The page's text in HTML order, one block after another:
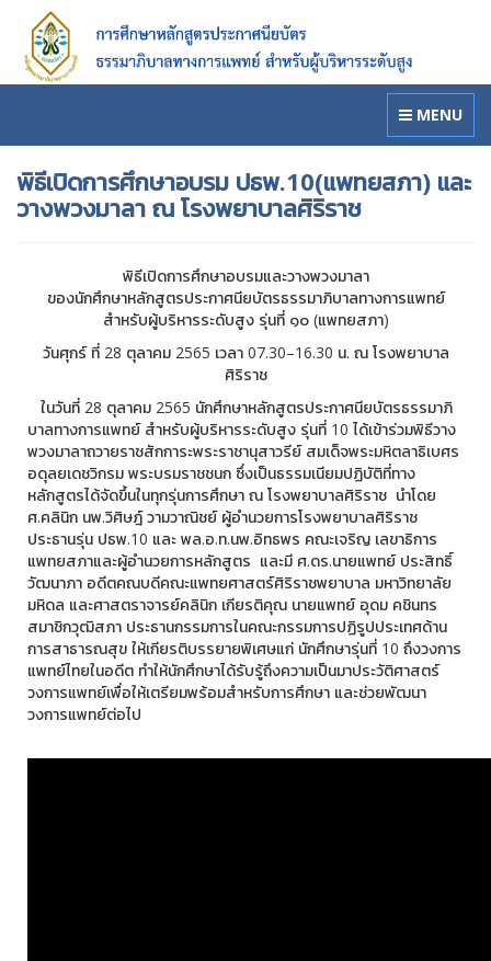
MENU
พิธีเปิดการศึกษาอบรม ปธพ.10(แพทยสภา) และ
วางพวงมาลา ณ โรงพยาบาลศิริราช
พิธีเปิดการศึกษาอบรมและวางพวงมาลา
ของนักศึกษาหลักสูตรประกาศนียบัตรธรรมาภิบาลทางการแพทย์
สำหรับผู้บริหารระดับสูง รุ่นที่ ๑๐ (แพทยสภา)
วันศุกร์ ที่ 28 ตุลาคม 2565 เวลา 07.30–16.30 น. ณ โรงพยาบาล
ศิริราช
ในวันที่ 28 ตุลาคม 2565 นักศึกษาหลักสูตรประกาศนียบัตรธรรมาภิ
บาลทางการแพทย์ สำหรับผู้บริหารระดับสูง รุ่นที่ 10 ได้เข้าร่วมพิธีวาง
พวงมาลาถวายราชสักการะพระราชานุสาวรีย์ สมเด็จพระมหิตลาธิเบศร
อดุลยเดชวิกรม พระบรมราชชนก ซึ่งเป็นธรรมเนียมปฏิบัติที่ทาง
หลักสูตรได้จัดขึ้นในทุกรุ่นการศึกษา ณ โรงพยาบาลศิริราช นำโดย
ศ.คลินิก นพ.วิศิษฎ์ วามวาณิชย์ ผู้อำนวยการโรงพยาบาลศิริราช
ประธานรุ่น ปธพ.10 และ พล.อ.ท.นพ.อิทธพร คณะเจริญ เลขาธิการ
แพทยสภาและผู้อำนวยการหลักสูตร และมี ศ.ดร.นายแพทย์ ประสิทธิ์
วัฒนาภา อดีตคณบดีคณะแพทยศาสตร์ศิริราชพยาบาล มหาวิทยาลัย
มหิดล และศาสตราจารย์คลินิก เกียรติคุณ นายแพทย์ อุดม คชินทร
สมาชิกวุฒิสภา ประธานกรรมการในคณะกรรมการปฏิรูปประเทศด้าน
การสาธารณสุข ให้เกียรติบรรยายพิเศษแก่ นักศึกษารุ่นที่ 10 ถึงวงการ
แพทย์ไทยในอดีต ทำให้นักศึกษาได้รับรู้ถึงความเป็นมาประวัติศาสตร์
วงการแพทย์เพื่อให้เตรียมพร้อมสำหรับการศึกษา และช่วยพัฒนา
วงการแพทย์ต่อไป